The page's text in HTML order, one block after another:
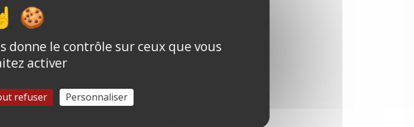
donne le contrôle sur ceux que vous
activer
refuser Personnaliser